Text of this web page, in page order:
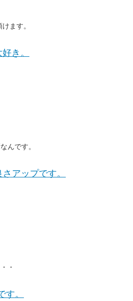
ます。
き。
んです。
アップです。
・
。